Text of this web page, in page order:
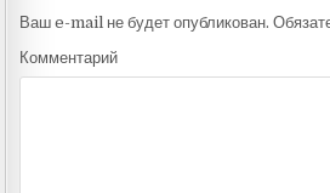
Ваш e-mail не будет опубликован.
Комментарий